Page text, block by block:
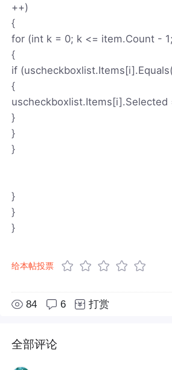
++)
{
for (int k = 0; k <= item.Count -
{
if
{
uscheckboxlist.Items[i].Selected
}
}
}
}
}
}
给本帖投票
84 6 打赏
全部评论